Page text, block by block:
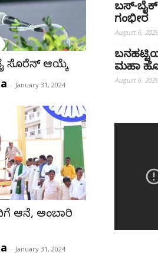
ಸೊರೆನ್ ಆಯ್ಕೆ
- January 31, 2024
ಆನೆ, ಅಂಬಾರಿ
- January 31, 2024
ಬಸ್-ಬೈಕ್
ಗಂಭೀರ
August 6, 2026
ಮಹಾ
August 6, 2026